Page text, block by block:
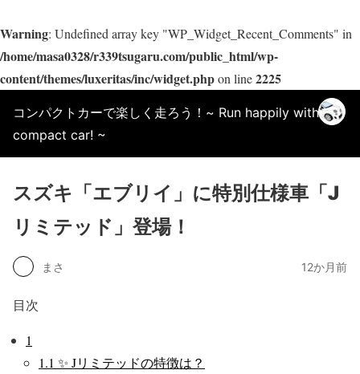
Warning: Undefined array key "WP_Widget_Recent_Comments" in
/home/masa0328/r339tsugaru.com/public_html/wp-
content/themes/luxeritas/inc/widget.phpon line2225
コンパクトカーで楽しく走ろう！~ Run happily with a
compact car! ~
スズキ「エブリイ」に特別仕様車「J
リミテッド」登場！
まさ 12か月前
目次
1
1.1 ✨ Jリミテッドの特徴は？